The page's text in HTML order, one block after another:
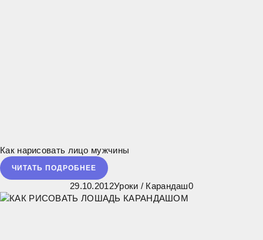
Как нарисовать лицо мужчины
ЧИТАТЬ ПОДРОБНЕЕ
29.10.2012Уроки / Карандаш0